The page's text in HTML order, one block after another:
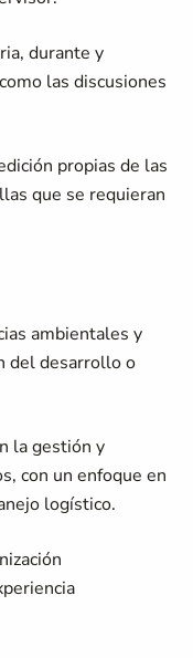
durante y
las discusiones
propias de las
que se requieran
ambientales y
del desarrollo o
la gestión y
con un enfoque en
logístico.